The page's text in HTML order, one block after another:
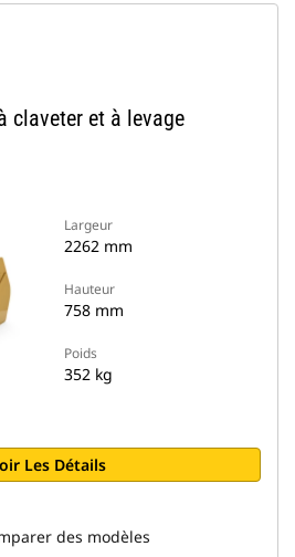
claveter et à levage
Largeur
2262 mm
Hauteur
758 mm
Poids
352 kg
Les Détails
des modèles